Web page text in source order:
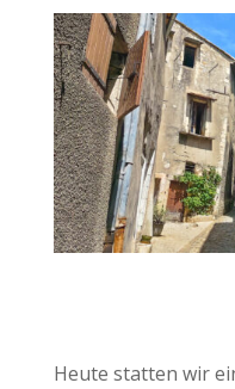
Heute statten wir